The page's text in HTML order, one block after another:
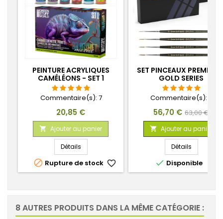
PEINTURE ACRYLIQUES
CAMÉLÉONS - SET 1
Commentaire(s): 7
Prix
20,85 €
 Ajouter au panier
Détails
 Rupture de stock favorite_border
SET PINCEAUX PREMIUM
GOLD SERIES
Commentaire(s):
Prix
56,70 € Prix
de
base
63,00 €
 Ajouter au panier
Détails
 Disponible
8 AUTRES PRODUITS DANS LA MÊME CATÉGORIE :